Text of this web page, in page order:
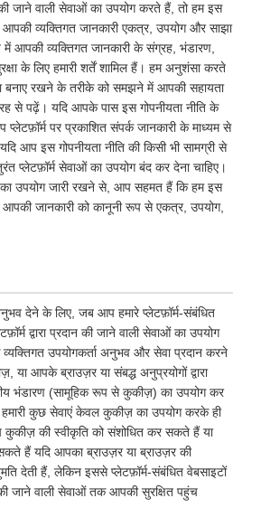
की जाने वाली सेवाओं का उपयोग करते हैं, तो हम इस
आपकी व्यक्तिगत जानकारी एकत्र, उपयोग और साझा
में आपकी व्यक्तिगत जानकारी के संग्रह, भंडारण,
के लिए हमारी शर्तें शामिल हैं। हम अनुशंसा करते
बनाए रखने के तरीके को समझने में आपकी सहायता
से पढ़ें। यदि आपके पास इस गोपनीयता नीति के
प्लेटफ़ॉर्म पर प्रकाशित संपर्क जानकारी के माध्यम से
आप इस गोपनीयता नीति की किसी भी सामग्री से
प्लेटफ़ॉर्म सेवाओं का उपयोग बंद कर देना चाहिए।
का उपयोग जारी रखने से, आप सहमत हैं कि हम इस
आपकी जानकारी को कानूनी रूप से एकत्र, उपयोग,
देने के लिए, जब आप हमारे प्लेटफ़ॉर्म-संबंधित
द्वारा प्रदान की जाने वाली सेवाओं का उपयोग
उपयोगकर्ता अनुभव और सेवा प्रदान करने
आपके ब्राउज़र या संबद्ध अनुप्रयोगों द्वारा
भंडारण (सामूहिक रूप से कुकीज़) का उपयोग कर
कुछ सेवाएं केवल कुकीज़ का उपयोग करके ही
की स्वीकृति को संशोधित कर सकते हैं या
हैं यदि आपका ब्राउज़र या ब्राउज़र की
देती हैं, लेकिन इससे प्लेटफ़ॉर्म-संबंधित वेबसाइटों
की जाने वाली सेवाओं तक आपकी सुरक्षित पहुंच